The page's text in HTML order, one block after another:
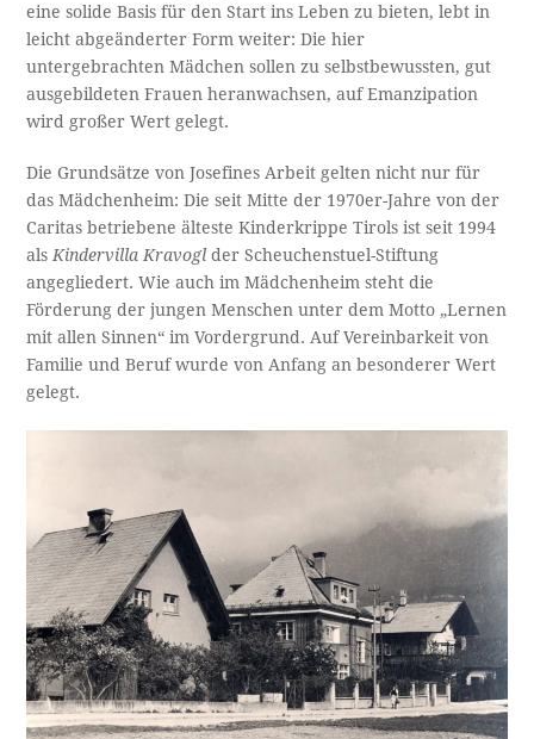
eine solide Basis für den Start ins Leben zu bieten, lebt in
leicht abgeänderter Form weiter: Die hier
untergebrachten Mädchen sollen zu selbstbewussten, gut
ausgebildeten Frauen heranwachsen, auf Emanzipation
wird großer Wert gelegt.
Die Grundsätze von Josefines Arbeit gelten nicht nur für
das Mädchenheim: Die seit Mitte der 1970er-Jahre von der
Caritas betriebene älteste Kinderkrippe Tirols ist seit 1994
als Kindervilla Kravogl der Scheuchenstuel-Stiftung
angegliedert. Wie auch im Mädchenheim steht die
Förderung der jungen Menschen unter dem Motto „Lernen
mit allen Sinnen“ im Vordergrund. Auf Vereinbarkeit von
Familie und Beruf wurde von Anfang an besonderer Wert
gelegt.